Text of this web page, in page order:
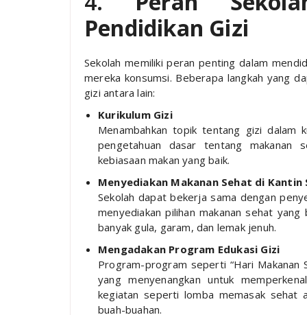
Pendidikan Gizi
Sekolah memiliki peran penting dalam
mereka konsumsi. Beberapa langkah yang
gizi antara lain:
Kurikulum Gizi
Menambahkan topik tentang gizi dalam
pengetahuan dasar tentang makanan
kebiasaan makan yang baik.
Menyediakan Makanan Sehat di Kantin
Sekolah dapat bekerja sama dengan
menyediakan pilihan makanan sehat
banyak gula, garam, dan lemak jenuh.
Mengadakan Program Edukasi Gizi
Program-program seperti “Hari Makanan
yang menyenangkan untuk
kegiatan seperti lomba memasak sehat
buah-buahan.